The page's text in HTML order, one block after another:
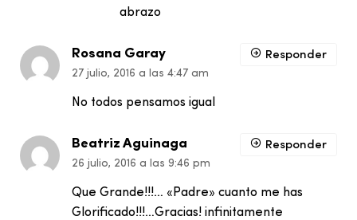
abrazo
Rosana Garay
27 julio, 2016 a las 4:47 am
No todos pensamos igual
Responder
Beatriz Aguinaga
26 julio, 2016 a las 9:46 pm
Que Grande!!!… «Padre» cuanto me has
Glorificado!!!…Gracias! infinitamente
Responder